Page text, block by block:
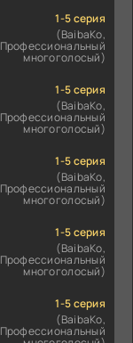
1-5 серия
(BaibaKo,
Профессиональный
многоголосый)
1-5 серия
(BaibaKo,
Профессиональный
многоголосый)
1-5 серия
(BaibaKo,
Профессиональный
многоголосый)
1-5 серия
(BaibaKo,
Профессиональный
многоголосый)
1-5 серия
(BaibaKo,
Профессиональный